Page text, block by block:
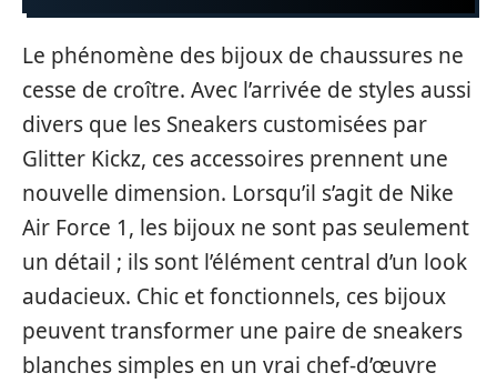
Le phénomène des bijoux de chaussures ne
cesse de croître. Avec l’arrivée de styles aussi
divers que les Sneakers customisées par
Glitter Kickz, ces accessoires prennent une
nouvelle dimension. Lorsqu’il s’agit de Nike
Air Force 1, les bijoux ne sont pas seulement
un détail ; ils sont l’élément central d’un look
audacieux. Chic et fonctionnels, ces bijoux
peuvent transformer une paire de sneakers
blanches simples en un vrai chef-d’œuvre